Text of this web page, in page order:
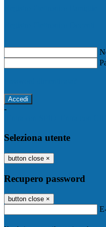
-
Seleziona utente
button close ×
Recupero password
button close ×